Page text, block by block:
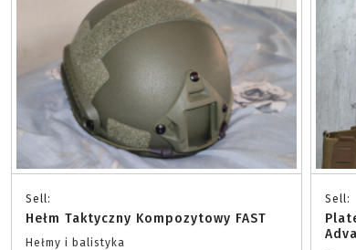
Sell:
Hełm Taktyczny Kompozytowy FAST
Hełmy i balistyka
Sell: